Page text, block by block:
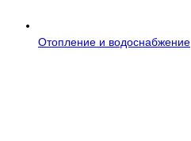
Отопление и водоснабжение